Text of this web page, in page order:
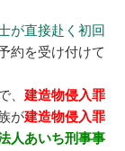
が直接赴く初回
約を受け付けて
、建造物侵入罪
が建造物侵入罪
人あいち刑事事